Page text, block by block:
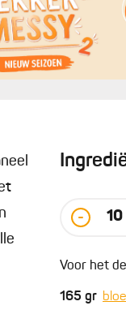
- 10
Voor het
165 gr